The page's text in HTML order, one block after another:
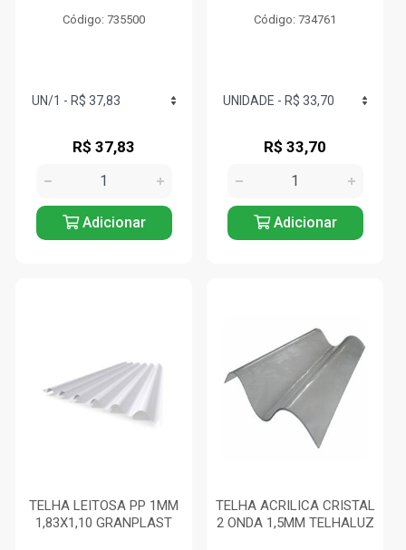
Código: 735500
R$ 37,83
Adicionar
Código: 734761
R$ 33,70
Adicionar
TELHA LEITOSA PP 1MM
1,83X1,10 GRANPLAST
TELHA ACRILICA CRISTAL
2 ONDA 1,5MM TELHALUZ